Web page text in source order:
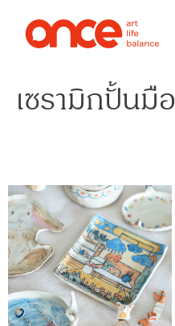
เซรามิกปั้นมือ